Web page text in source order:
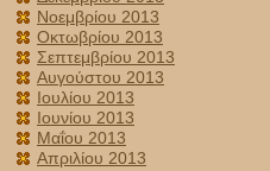
Νοεμβρίου 2013
Οκτωβρίου 2013
Σεπτεμβρίου 2013
Αυγούστου 2013
Ιουλίου 2013
Ιουνίου 2013
Μαΐου 2013
Απριλίου 2013